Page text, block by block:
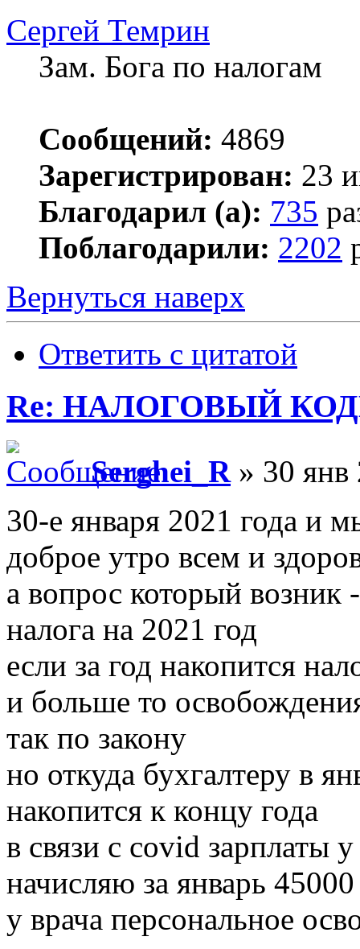
Сергей Темрин
Зам. Бога по налогам
Сообщений: 4869
Зарегистрирован: 23
Благодарил (а): 735
Поблагодарили: 2202
Вернуться наверх
Ответить с цитатой
Re: НАЛОГОВЫЙ
Serghei_R» 30 янв
30-е января 2021 года и
доброе утро всем и
а вопрос который возник
налога на 2021 год
если за год накопится
и больше то
так по закону
но откуда бухгалтеру в
накопится к концу года
в связи с covid зарплаты
начисляю за январь
у врача персональное